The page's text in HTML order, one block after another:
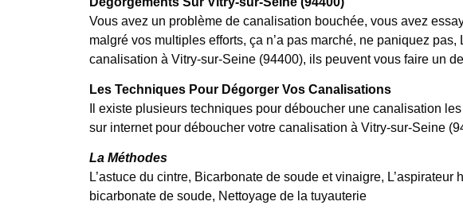
Vous avez un problème de canalisation bouchée, vous avez
malgré vos multiples efforts, ça n’a pas marché, ne paniquez
canalisation à Vitry-sur-Seine (94400), ils peuvent vous faire un
Les Techniques Pour Dégorger Vos Canalisations
Il existe plusieurs techniques pour déboucher une canalisation
sur internet pour déboucher votre canalisation à Vitry-sur-Seine
La Méthodes
L’astuce du cintre, Bicarbonate de soude et vinaigre,
bicarbonate de soude, Nettoyage de la tuyauterie